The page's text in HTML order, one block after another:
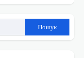
Пошук